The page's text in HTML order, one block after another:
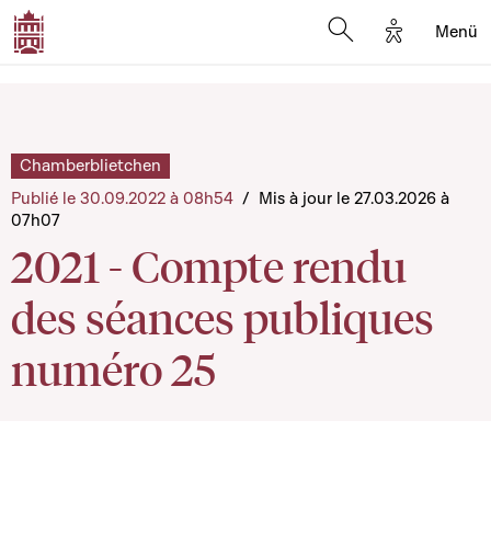
Options
Menü
2021 - Compte rendu
des séances publiques
numéro 25
Chamberblietchen
Publié le 30.09.2022 à 08h54 / Mis à jour le 27.03.2026 à
07h07